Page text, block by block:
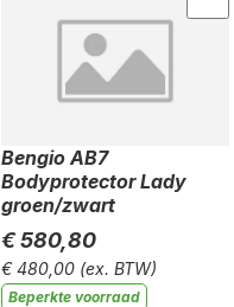
Bengio AB7
Bodyprotector Lady
groen/zwart
€ 580,80
€ 480,00 (ex. BTW)
Beperkte voorraad